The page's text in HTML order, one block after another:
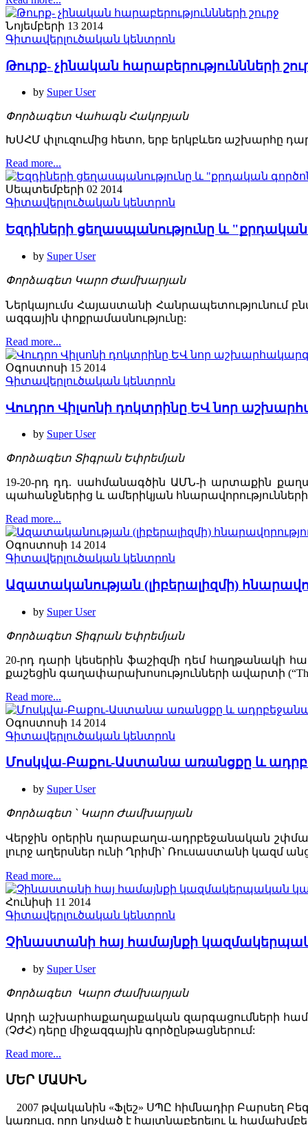
Նոյեմբերի 13 2014
Գիտավերլուծական կենտրոն
Թուրք- չինական հարաբերություննների
by Super User
Փորձագետ Վահագն Հակոբյան
ԽՍՀՄ փլուզումից հետո, երբ երկբևեռ աշխարհը
Read more...
Սեպտեմբերի 02 2014
Գիտավերլուծական կենտրոն
Եզդիների ցեղասպանությունը և "քրդական
by Super User
Փորձագետ Կարո Ժամխարյան
Ներկայումս Հայաստանի Հանրապետությունում
ազգային փոքրամասնությունը:
Read more...
Օգոստոսի 15 2014
Գիտավերլուծական կենտրոն
Վուդրո Վիլսոնի դոկտրինը ԵՎ նոր
by Super User
Փորձագետ Տիգրան Եփրեմյան
19-20-րդ դդ. սահմանագծին ԱՄՆ-ի արտաքին
պահանջներից և ամերիկյան
Read more...
Օգոստոսի 14 2014
Գիտավերլուծական կենտրոն
Ազատականության (լիբերալիզմի)
by Super User
Փորձագետ Տիգրան Եփրեմյան
20-րդ դարի կեսերին ֆաշիզմի դեմ հաղթանակի
քաշեցին գաղափարախոսությունների ավարտի (“The
Read more...
Օգոստոսի 14 2014
Գիտավերլուծական կենտրոն
Մոսկվա-Բաքու-Աստանա առանցքը և
by Super User
Փորձագետ ` Կարո Ժամխարյան
Վերջին օրերին ղարաբաղա-ադրբեջանական
լուրջ աղերսներ ունի Ղրիմի` Ռուսաստանի կազմ
Read more...
Հունիսի 11 2014
Գիտավերլուծական կենտրոն
Չինաստանի հայ համայնքի
by Super User
Փորձագետ Կարո Ժամխարյան
Արդի աշխարհաքաղաքական զարգացումների
(ՉԺՀ) դերը միջազգային գործընթացներում:
Read more...
ՄԵՐ ՄԱՍԻՆ
2007 թվականին «Ֆլեշ» ՍՊԸ հիմնադիր Բարսեղ
կառույց, որը կոչված է հայտնաբերելու և